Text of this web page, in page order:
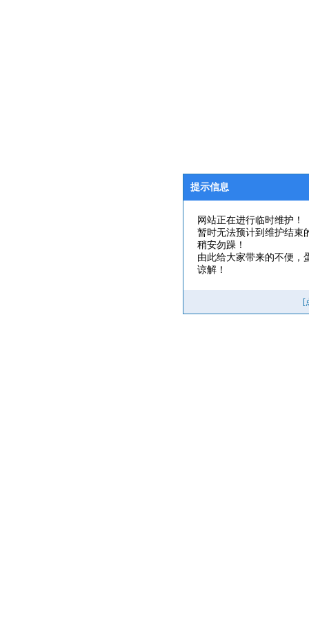
提示信息
网站正在进行临时维护！
暂时无法预计到维护结束
稍安勿躁！
由此给大家带来的不便，
谅解！
[